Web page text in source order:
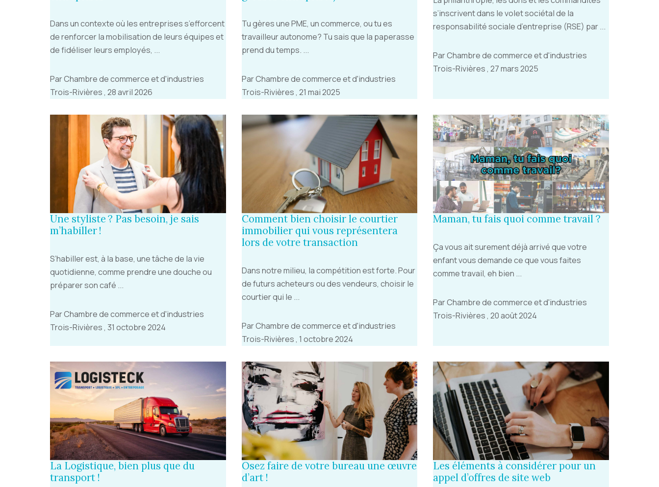
Dans un contexte où les entreprises s’efforcent
de renforcer la mobilisation de leurs équipes et
de fidéliser leurs employés, ...
Par Chambre de commerce et d'industries
Trois-Rivières , 28 avril 2026
Tu gères une PME, un commerce, ou tu es
travailleur autonome? Tu sais que la paperasse
prend du temps. ...
Par Chambre de commerce et d'industries
Trois-Rivières , 21 mai 2025
s’inscrivent dans le volet sociétal de la
responsabilité sociale d’entreprise (RSE) par ...
Par Chambre de commerce et d'industries
Trois-Rivières , 27 mars 2025
Une styliste ? Pas besoin, je sais
m’habiller !
S’habiller est, à la base, une tâche de la vie
quotidienne, comme prendre une douche ou
préparer son café ...
Par Chambre de commerce et d'industries
Trois-Rivières , 31 octobre 2024
Comment bien choisir le courtier
immobilier qui vous représentera
lors de votre transaction
Dans notre milieu, la compétition est forte. Pour
de futurs acheteurs ou des vendeurs, choisir le
courtier qui le ...
Par Chambre de commerce et d'industries
Trois-Rivières , 1 octobre 2024
Maman, tu fais quoi comme travail ?
Ça vous ait surement déjà arrivé que votre
enfant vous demande ce que vous faites
comme travail, eh bien ...
Par Chambre de commerce et d'industries
Trois-Rivières , 20 août 2024
La Logistique, bien plus que du
transport !
Osez faire de votre bureau une œuvre
d’art !
Les éléments à considérer pour un
appel d’offres de site web